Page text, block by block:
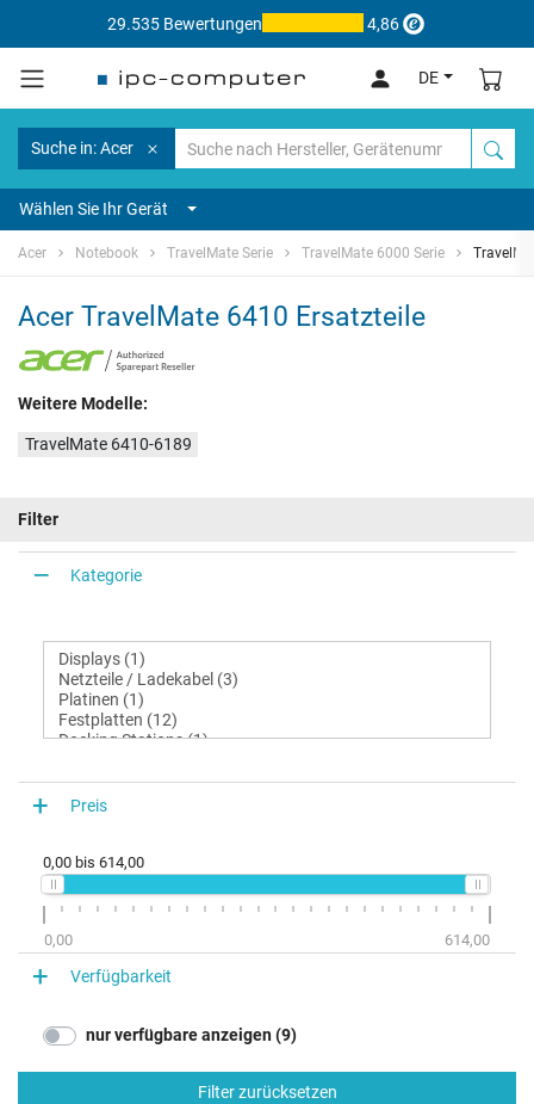
29.535 Bewertungen 4,86
DE
Suche in: Acer
Wählen Sie Ihr Gerät
Acer Notebook TravelMate Serie TravelMate 6000 Serie
Acer TravelMate 6410 Ersatzteile
Weitere Modelle:
TravelMate 6410-6189
Filter
Kategorie
Preis
0,00 bis 614,00
0,00 614,00
Verfügbarkeit
nur verfügbare anzeigen (9)
Filter zurücksetzen